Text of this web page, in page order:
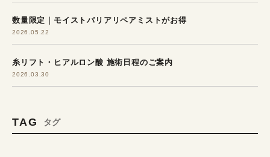
数量限定｜モイストバリアリペアミストがお得
2026.05.22
糸リフト・ヒアルロン酸 施術日程のご案内
2026.03.30
TAG タグ